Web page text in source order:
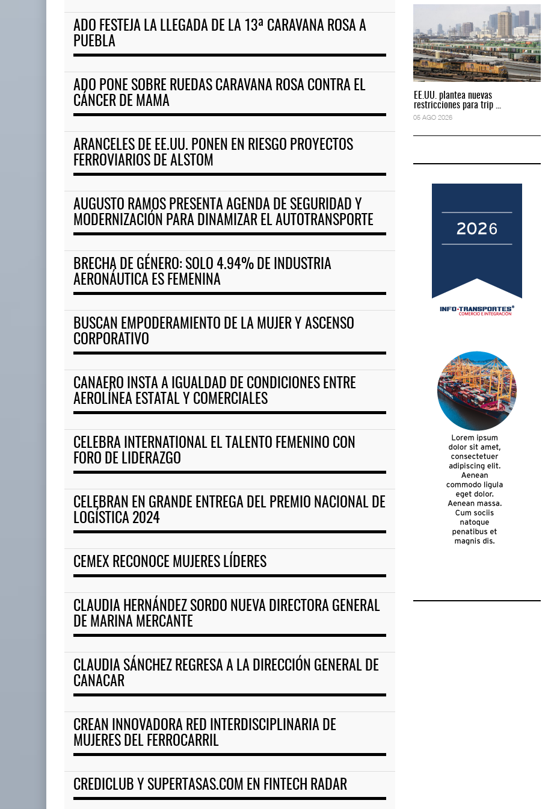
ADO FESTEJA LA LLEGADA DE LA 13ª CARAVANA ROSA A
PUEBLA
ADO PONE SOBRE RUEDAS CARAVANA ROSA CONTRA EL
CÁNCER DE MAMA
ARANCELES DE EE.UU. PONEN EN RIESGO PROYECTOS
FERROVIARIOS DE ALSTOM
AUGUSTO RAMOS PRESENTA AGENDA DE SEGURIDAD Y
MODERNIZACIÓN PARA DINAMIZAR EL AUTOTRANSPORTE
BRECHA DE GÉNERO: SOLO 4.94% DE INDUSTRIA
AERONÁUTICA ES FEMENINA
BUSCAN EMPODERAMIENTO DE LA MUJER Y ASCENSO
CORPORATIVO
CANAERO INSTA A IGUALDAD DE CONDICIONES ENTRE
AEROLÍNEA ESTATAL Y COMERCIALES
CELEBRA INTERNATIONAL EL TALENTO FEMENINO CON
FORO DE LIDERAZGO
CELEBRAN EN GRANDE ENTREGA DEL PREMIO NACIONAL DE
LOGÍSTICA 2024
CEMEX RECONOCE MUJERES LÍDERES
CLAUDIA HERNÁNDEZ SORDO NUEVA DIRECTORA GENERAL
DE MARINA MERCANTE
CLAUDIA SÁNCHEZ REGRESA A LA DIRECCIÓN GENERAL DE
CANACAR
CREAN INNOVADORA RED INTERDISCIPLINARIA DE
MUJERES DEL FERROCARRIL
CREDICLUB Y SUPERTASAS.COM EN FINTECH RADAR
EE.UU. plantea nuevas
restricciones para trip ...
05 AGO 2026 05 AGO 2026
EE.UU. plantea nuevas
restricciones para trip ...
05 AGO 2026
EE.UU. plantea nuevas restricciones para tripul